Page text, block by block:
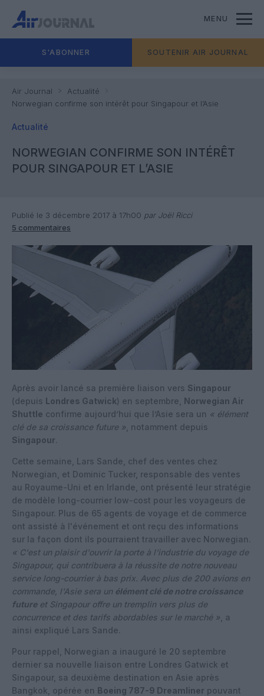
MENU
S'ABONNER SOUTENIR AIR JOURNAL
Air Journal
Actualité
Norwegian confirme son intérêt pour Singapour et l’Asie
Actualité
NORWEGIAN CONFIRME SON INTÉRÊT
POUR SINGAPOUR ET L’ASIE
Publié le 3 décembre 2017 à 17h00 par Joël Ricci
5 commentaires
Après avoir lancé sa première liaison vers Singapour
(depuis Londres Gatwick) en septembre, Norwegian Air
Shuttle confirme aujourd’hui que l’Asie sera un « élément
clé de sa croissance future » , notamment depuis
Singapour.
Cette semaine, Lars Sande, chef des ventes chez
Norwegian, et Dominic Tucker, responsable des ventes
au Royaume-Uni et en Irlande, ont présenté leur stratégie
de modèle long-courrier low-cost pour les voyageurs de
Singapour. Plus de 65 agents de voyage et de commerce
ont assisté à l'événement et ont reçu des informations
sur la façon dont ils pourraient travailler avec Norwegian.
« C'est un plaisir d'ouvrir la porte à l'industrie du voyage de
Singapour, qui contribuera à la réussite de notre nouveau
service long-courrier à bas prix. Avec plus de 200 avions en
commande, l'Asie sera un élément clé de notre croissance
futureet Singapour offre un tremplin vers plus de
concurrence et des tarifs abordables sur le marché » , a
ainsi expliqué Lars Sande.
Pour rappel, Norwegian a inauguré le 20 septembre
dernier sa nouvelle liaison entre Londres Gatwick et
Singapour, sa deuxième destination en Asie après
Bangkok, opérée en Boeing 787-9 Dreamliner pouvant